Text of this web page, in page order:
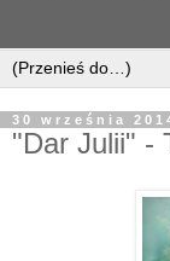
30 września
"Dar Julii" -